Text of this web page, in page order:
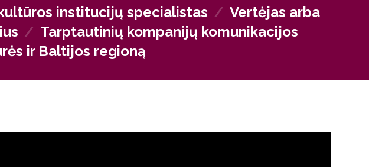
gebantys prisitaikyti prie įvairių tarptautinių, tarpdisciplininių ir
išsilavinimo specialistai.
institucijų specialistas / Vertėjas arba
/ Tarptautinių kompanijų komunikacijos
ir Baltijos regioną